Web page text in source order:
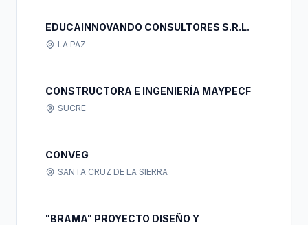
EDUCAINNOVANDO CONSULTORES S.R.L.
LA PAZ
CONSTRUCTORA E INGENIERÍA MAYPECF
SUCRE
CONVEG
SANTA CRUZ DE LA SIERRA
"BRAMA" PROYECTO DISEÑO Y